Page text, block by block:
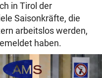
in Tirol der
Saisonkräfte, die
arbeitslos werden,
haben.